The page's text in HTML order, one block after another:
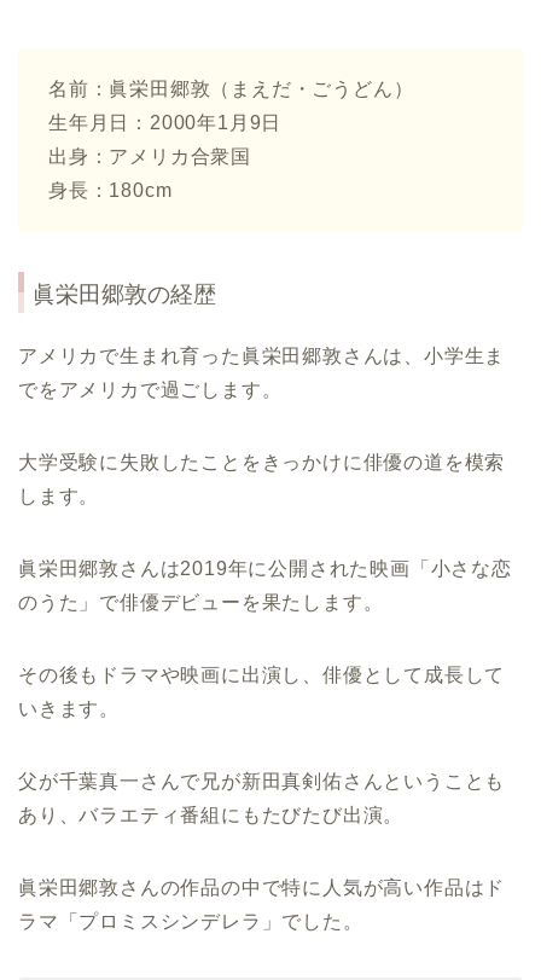
名前：眞栄田郷敦（まえだ・ごうどん）
生年月日：2000年1月9日
出身：アメリカ合衆国
身長：180cm
眞栄田郷敦の経歴
アメリカで生まれ育った眞栄田郷敦さんは、小学生ま
でをアメリカで過ごします。
大学受験に失敗したことをきっかけに俳優の道を模索
します。
眞栄田郷敦さんは2019年に公開された映画「小さな恋
のうた」で俳優デビューを果たします。
その後もドラマや映画に出演し、俳優として成長して
いきます。
父が千葉真一さんで兄が新田真剣佑さんということも
あり、バラエティ番組にもたびたび出演。
眞栄田郷敦さんの作品の中で特に人気が高い作品はド
ラマ「プロミスシンデレラ」でした。